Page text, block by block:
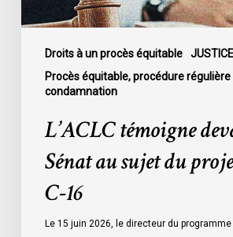
Droits à un procès équitable
Procès équitable, procédure régulière
condamnation
de
loi
L’ACLC témoigne
Sénat au sujet du
C-16
Le 15 juin 2026, le directeur du